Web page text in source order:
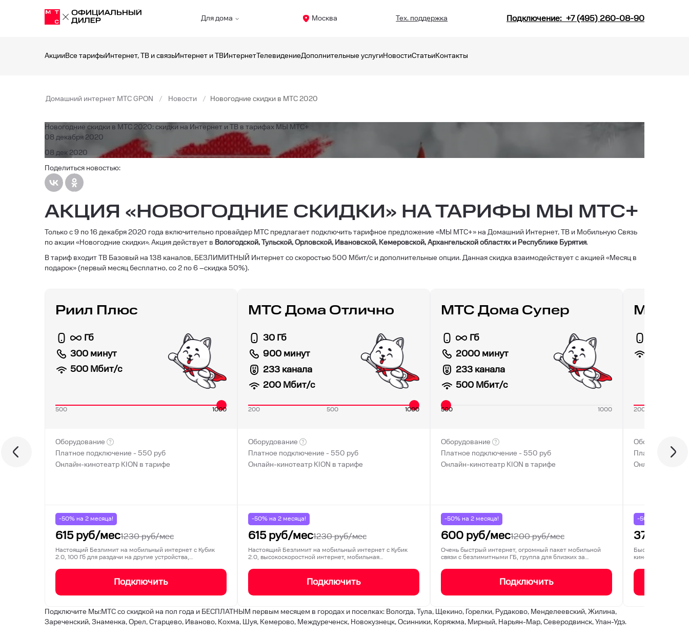
Для дома Москва Тех. поддержка Подключение: +7 (495) 260-08-90
АкцииВсе тарифыИнтернет, ТВ и связьИнтернет и ТВИнтернетТелевидениеДополнительные услугиНовостиСтатьиКонтакты
Домашний интернет МТС GPON Новости Новогодние скидки в МТС 2020
Новогодние скидки в МТС 2020: скидки на Интернет и ТВ в тарифах МЫ МТС+
08 декабря 2020
08 дек 2020
Поделиться новостью:
АКЦИЯ «НОВОГОДНИЕ СКИДКИ» НА ТАРИФЫ МЫ МТС+
Только с 9 по 16 декабря 2020 года включительно провайдер МТС предлагает подключить тарифное предложение «МЫ МТС+» на Домашний Интернет, ТВ и Мобильную Связь
по акции «Новогодние скидки». Акция действует в Вологодской, Тульской, Орловской, Ивановской, Кемеровской, Архангельской областях и Республике Бурятия.
В тариф входит ТВ Базовый на 138 каналов, БЕЗЛИМИТНЫЙ Интернет со скоростью 500 Мбит/с и дополнительные опции. Данная скидка взаимодействует с акцией «Месяц в
подарок» (первый месяц бесплатно, со 2 по 6 –скидка 50%).
Риил Плюс
Гб
300 минут
500 Мбит/с
500 1000
Оборудование
Платное подключение -550 руб
Онлайн-кинотеатр KION в тарифе
-50% на 2 месяца!
615руб/мес1230руб/мес
Настоящий Безлимит на мобильный интернет с Кубик
2.0, 100 Гб для раздачи на другие устройства,…
Подключить
МТС Дома Отлично
30 Гб
900 минут
233 канала
200Мбит/с
200 500 1000
Оборудование
Платное подключение -550 руб
Онлайн-кинотеатр KION в тарифе
-50% на 2месяца!
615руб/мес1230руб/мес
Настоящий Безлимит на мобильный интернет с Кубик
2.0, высокоскоростной интернет, мобильная…
Подключить
МТС Дома Супер
Гб
2000 минут
233 канала
500Мбит/с
500 1000
Оборудование
Платное подключение -550 руб
Онлайн-кинотеатр KION в тарифе
-50% на 2месяца!
600руб/мес1200руб/мес
Очень быстрый интернет, огромный пакет мобильной
связи с безлимитными ГБ, группа для близких за…
Подключить
МТС
200
Оборудование
Платное
Онлайн-
-50% на
375
Быстрый
кинотеатр KION.
Подключите Мы:МТС со скидкой на пол года и БЕСПЛАТНЫМ первым месяцем в городах и поселках: Вологда, Тула, Щекино, Горелки, Рудаково, Менделеевский, Жилина,
Зареченский, Знаменка, Орел, Старцево, Иваново, Кохма, Шуя, Кемерово, Междуреченск, Новокузнецк, Осинники, Коряжма, Мирный, Нарьян-Мар, Северодвинск, Улан-Удэ.